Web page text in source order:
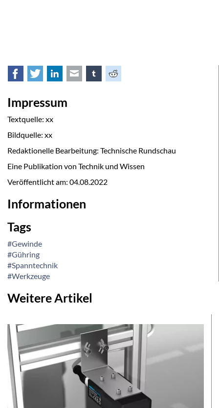
Facebook
TwitterLinkedInE-mail tumblrReddit
Impressum
Textquelle: xx
Bildquelle: xx
Redaktionelle Bearbeitung: Technische Rundschau
Eine Publikation von Technik und Wissen
Veröffentlicht am: 04.08.2022
Informationen
Tags
#Gewinde
#Gühring
#Spanntechnik
#Werkzeuge
Weitere Artikel